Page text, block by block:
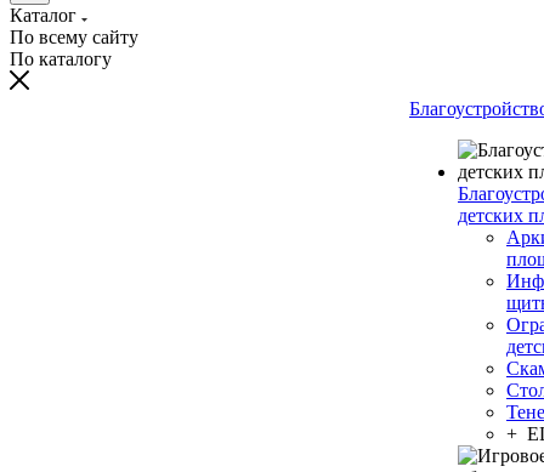
Каталог
По всему сайту
По каталогу
детских
+